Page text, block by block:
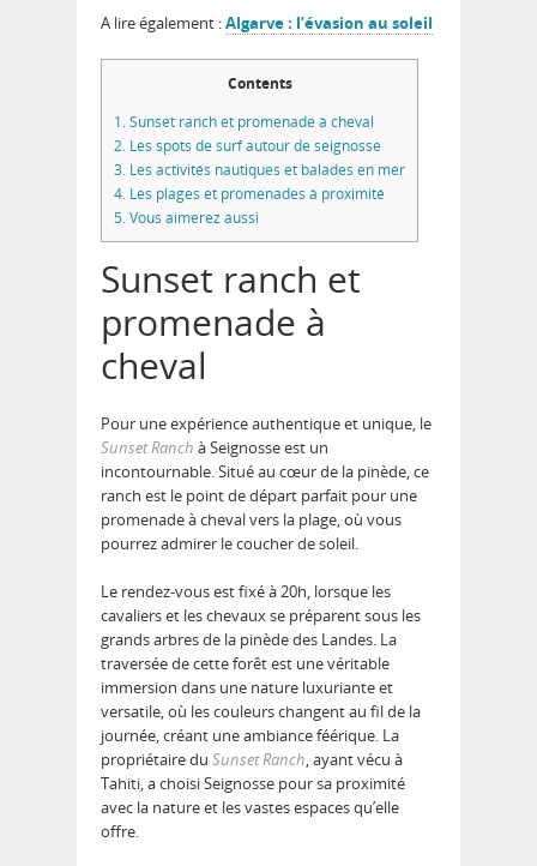
A lire également :Algarve : l’évasion au soleil
Contents
1.Sunset ranch et promenade à cheval
2. Les spots de surf autour de seignosse
3. Les activités nautiques et balades en mer
4. Les plages et promenades à proximité
5.Vous aimerez aussi
Sunset ranch et
promenade à
cheval
Pour uneexpérience authentique et unique, le
Sunset Ranch à Seignosse est un
incontournable. Situé au cœur de la pinède, ce
ranch est le point de départ parfait pour une
promenade à cheval vers la plage, où vous
pourrez admirer le coucher de soleil.
Le rendez-vous est fixé à 20h, lorsque les
cavaliers et les chevaux se préparent sous les
grands arbres de la pinède des Landes. La
traversée de cette forêtest une véritable
immersion dans une nature luxuriante et
versatile, où les couleurs changent au fil de la
journée, créant une ambiance féérique. La
propriétaire du Sunset Ranch, ayant vécu à
Tahiti, a choisi Seignosse pour sa proximité
avec la nature et les vastes espaces qu’elle
offre.